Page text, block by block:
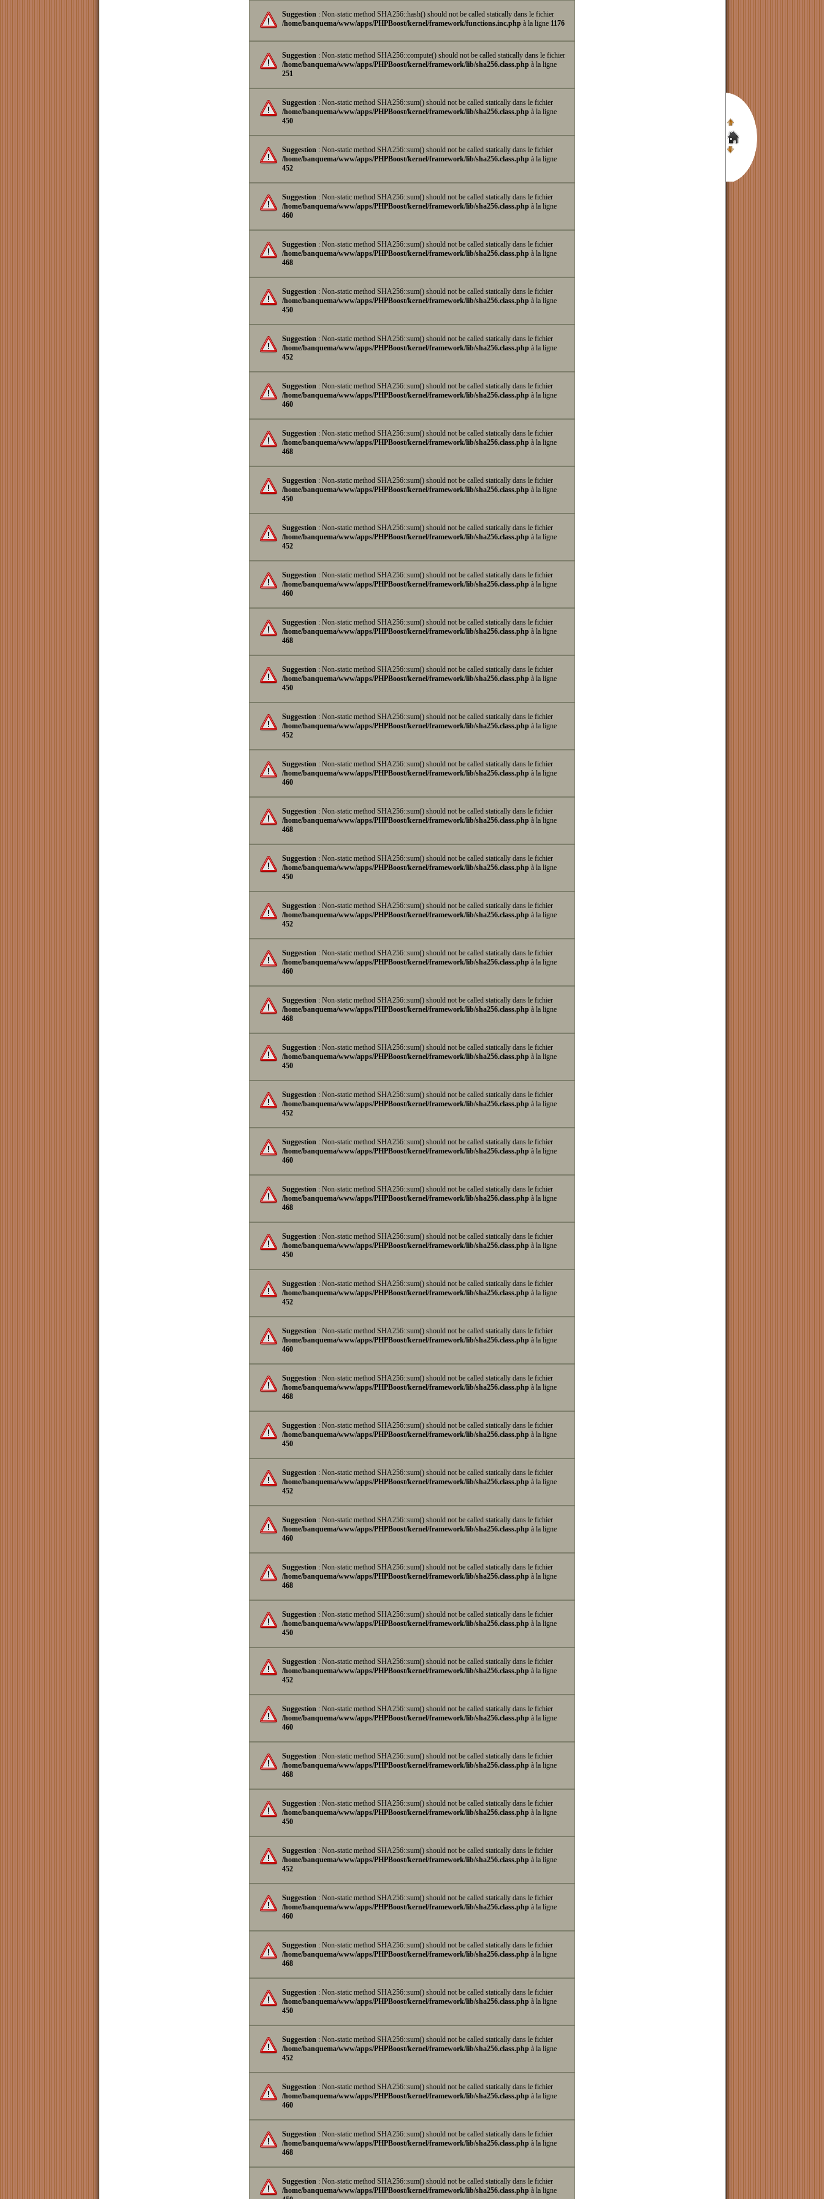
Suggestion : Non-static method SHA256::hash() should not be called statically dans le fichier
/home/banquema/www/apps/PHPBoost/kernel/framework/functions.inc.php à la ligne 1176
Suggestion : Non-static method SHA256::compute() should not be called statically dans le fichier
/home/banquema/www/apps/PHPBoost/kernel/framework/lib/sha256.class.php à la ligne
251
Suggestion : Non-static method SHA256::sum() should not be called statically dans le fichier
/home/banquema/www/apps/PHPBoost/kernel/framework/lib/sha256.class.php à la ligne
450
Suggestion : Non-static method SHA256::sum() should not be called statically dans le fichier
/home/banquema/www/apps/PHPBoost/kernel/framework/lib/sha256.class.php à la ligne
452
Suggestion : Non-static method SHA256::sum() should not be called statically dans le fichier
/home/banquema/www/apps/PHPBoost/kernel/framework/lib/sha256.class.php à la ligne
460
Suggestion : Non-static method SHA256::sum() should not be called statically dans le fichier
/home/banquema/www/apps/PHPBoost/kernel/framework/lib/sha256.class.php à la ligne
468
Suggestion : Non-static method SHA256::sum() should not be called statically dans le fichier
/home/banquema/www/apps/PHPBoost/kernel/framework/lib/sha256.class.php à la ligne
450
Suggestion : Non-static method SHA256::sum() should not be called statically dans le fichier
/home/banquema/www/apps/PHPBoost/kernel/framework/lib/sha256.class.php à la ligne
452
Suggestion : Non-static method SHA256::sum() should not be called statically dans le fichier
/home/banquema/www/apps/PHPBoost/kernel/framework/lib/sha256.class.php à la ligne
460
Suggestion : Non-static method SHA256::sum() should not be called statically dans le fichier
/home/banquema/www/apps/PHPBoost/kernel/framework/lib/sha256.class.php à la ligne
468
Suggestion : Non-static method SHA256::sum() should not be called statically dans le fichier
/home/banquema/www/apps/PHPBoost/kernel/framework/lib/sha256.class.php à la ligne
450
Suggestion : Non-static method SHA256::sum() should not be called statically dans le fichier
/home/banquema/www/apps/PHPBoost/kernel/framework/lib/sha256.class.php à la ligne
452
Suggestion : Non-static method SHA256::sum() should not be called statically dans le fichier
/home/banquema/www/apps/PHPBoost/kernel/framework/lib/sha256.class.php à la ligne
460
Suggestion : Non-static method SHA256::sum() should not be called statically dans le fichier
/home/banquema/www/apps/PHPBoost/kernel/framework/lib/sha256.class.php à la ligne
468
Suggestion : Non-static method SHA256::sum() should not be called statically dans le fichier
/home/banquema/www/apps/PHPBoost/kernel/framework/lib/sha256.class.php à la ligne
450
Suggestion : Non-static method SHA256::sum() should not be called statically dans le fichier
/home/banquema/www/apps/PHPBoost/kernel/framework/lib/sha256.class.php à la ligne
452
Suggestion : Non-static method SHA256::sum() should not be called statically dans le fichier
/home/banquema/www/apps/PHPBoost/kernel/framework/lib/sha256.class.php à la ligne
460
Suggestion : Non-static method SHA256::sum() should not be called statically dans le fichier
/home/banquema/www/apps/PHPBoost/kernel/framework/lib/sha256.class.php à la ligne
468
Suggestion : Non-static method SHA256::sum() should not be called statically dans le fichier
/home/banquema/www/apps/PHPBoost/kernel/framework/lib/sha256.class.php à la ligne
450
Suggestion : Non-static method SHA256::sum() should not be called statically dans le fichier
/home/banquema/www/apps/PHPBoost/kernel/framework/lib/sha256.class.php à la ligne
452
Suggestion : Non-static method SHA256::sum() should not be called statically dans le fichier
/home/banquema/www/apps/PHPBoost/kernel/framework/lib/sha256.class.php à la ligne
460
Suggestion : Non-static method SHA256::sum() should not be called statically dans le fichier
/home/banquema/www/apps/PHPBoost/kernel/framework/lib/sha256.class.php à la ligne
468
Suggestion : Non-static method SHA256::sum() should not be called statically dans le fichier
/home/banquema/www/apps/PHPBoost/kernel/framework/lib/sha256.class.php à la ligne
450
Suggestion : Non-static method SHA256::sum() should not be called statically dans le fichier
/home/banquema/www/apps/PHPBoost/kernel/framework/lib/sha256.class.php à la ligne
452
Suggestion : Non-static method SHA256::sum() should not be called statically dans le fichier
/home/banquema/www/apps/PHPBoost/kernel/framework/lib/sha256.class.php à la ligne
460
Suggestion : Non-static method SHA256::sum() should not be called statically dans le fichier
/home/banquema/www/apps/PHPBoost/kernel/framework/lib/sha256.class.php à la ligne
468
Suggestion : Non-static method SHA256::sum() should not be called statically dans le fichier
/home/banquema/www/apps/PHPBoost/kernel/framework/lib/sha256.class.php à la ligne
450
Suggestion : Non-static method SHA256::sum() should not be called statically dans le fichier
/home/banquema/www/apps/PHPBoost/kernel/framework/lib/sha256.class.php à la ligne
452
Suggestion : Non-static method SHA256::sum() should not be called statically dans le fichier
/home/banquema/www/apps/PHPBoost/kernel/framework/lib/sha256.class.php à la ligne
460
Suggestion : Non-static method SHA256::sum() should not be called statically dans le fichier
/home/banquema/www/apps/PHPBoost/kernel/framework/lib/sha256.class.php à la ligne
468
Suggestion : Non-static method SHA256::sum() should not be called statically dans le fichier
/home/banquema/www/apps/PHPBoost/kernel/framework/lib/sha256.class.php à la ligne
450
Suggestion : Non-static method SHA256::sum() should not be called statically dans le fichier
/home/banquema/www/apps/PHPBoost/kernel/framework/lib/sha256.class.php à la ligne
452
Suggestion : Non-static method SHA256::sum() should not be called statically dans le fichier
/home/banquema/www/apps/PHPBoost/kernel/framework/lib/sha256.class.php à la ligne
460
Suggestion : Non-static method SHA256::sum() should not be called statically dans le fichier
/home/banquema/www/apps/PHPBoost/kernel/framework/lib/sha256.class.php à la ligne
468
Suggestion : Non-static method SHA256::sum() should not be called statically dans le fichier
/home/banquema/www/apps/PHPBoost/kernel/framework/lib/sha256.class.php à la ligne
450
Suggestion : Non-static method SHA256::sum() should not be called statically dans le fichier
/home/banquema/www/apps/PHPBoost/kernel/framework/lib/sha256.class.php à la ligne
452
Suggestion : Non-static method SHA256::sum() should not be called statically dans le fichier
/home/banquema/www/apps/PHPBoost/kernel/framework/lib/sha256.class.php à la ligne
460
Suggestion : Non-static method SHA256::sum() should not be called statically dans le fichier
/home/banquema/www/apps/PHPBoost/kernel/framework/lib/sha256.class.php à la ligne
468
Suggestion : Non-static method SHA256::sum() should not be called statically dans le fichier
/home/banquema/www/apps/PHPBoost/kernel/framework/lib/sha256.class.php à la ligne
450
Suggestion : Non-static method SHA256::sum() should not be called statically dans le fichier
/home/banquema/www/apps/PHPBoost/kernel/framework/lib/sha256.class.php à la ligne
452
Suggestion : Non-static method SHA256::sum() should not be called statically dans le fichier
/home/banquema/www/apps/PHPBoost/kernel/framework/lib/sha256.class.php à la ligne
460
Suggestion : Non-static method SHA256::sum() should not be called statically dans le fichier
/home/banquema/www/apps/PHPBoost/kernel/framework/lib/sha256.class.php à la ligne
468
Suggestion : Non-static method SHA256::sum() should not be called statically dans le fichier
/home/banquema/www/apps/PHPBoost/kernel/framework/lib/sha256.class.php à la ligne
450
Suggestion : Non-static method SHA256::sum() should not be called statically dans le fichier
/home/banquema/www/apps/PHPBoost/kernel/framework/lib/sha256.class.php à la ligne
452
Suggestion : Non-static method SHA256::sum() should not be called statically dans le fichier
/home/banquema/www/apps/PHPBoost/kernel/framework/lib/sha256.class.php à la ligne
460
Suggestion : Non-static method SHA256::sum() should not be called statically dans le fichier
/home/banquema/www/apps/PHPBoost/kernel/framework/lib/sha256.class.php à la ligne
468
Suggestion : Non-static method SHA256::sum() should not be called statically dans le fichier
/home/banquema/www/apps/PHPBoost/kernel/framework/lib/sha256.class.php à la ligne